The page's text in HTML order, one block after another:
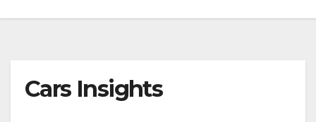
Cars Insights